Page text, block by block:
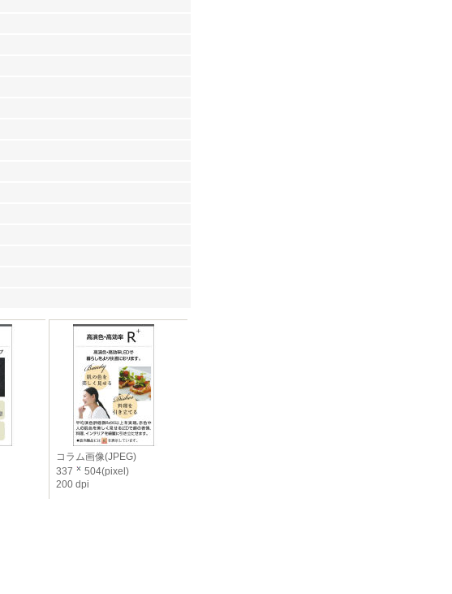
コラム画像(JPEG)
337
504(pixel)
200 dpi